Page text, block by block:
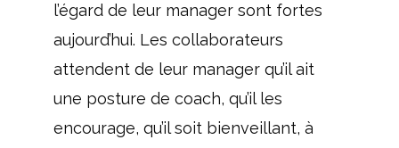
l’égard de leur manager sont fortes
aujourd’hui. Les collaborateurs
attendent de leur manager qu’il ait
une posture de coach, qu’il les
encourage, qu’il soit bienveillant, à